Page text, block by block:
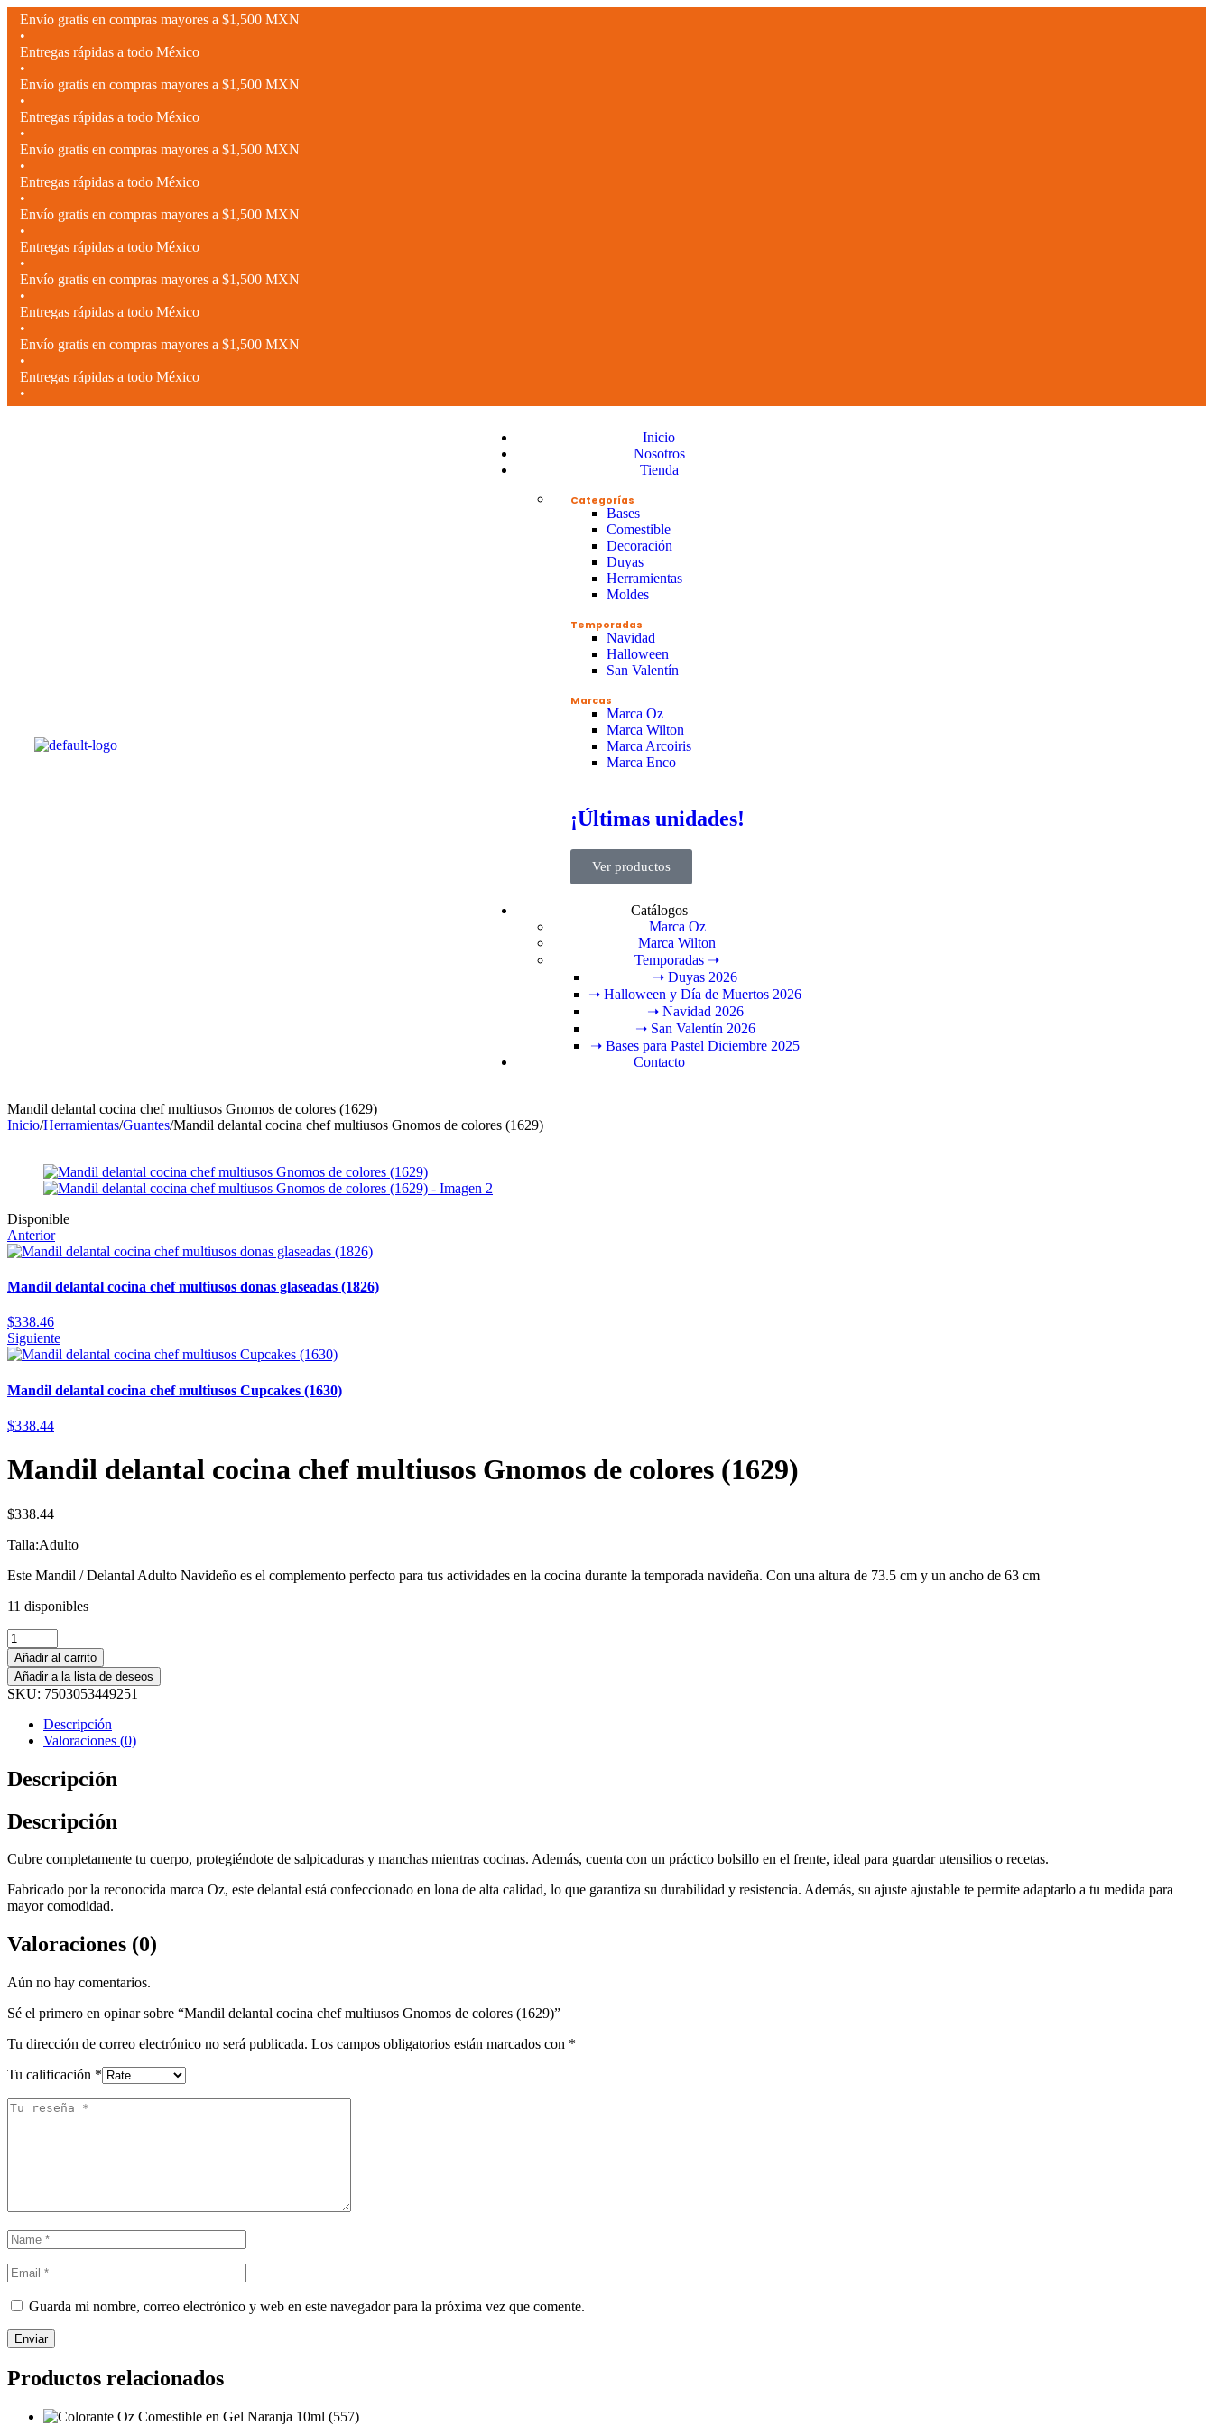
Envío gratis en compras mayores a $1,500 MXN
•
Entregas rápidas a todo México
•
Envío gratis en compras mayores a $1,500 MXN
•
Entregas rápidas a todo México
•
Envío gratis en compras mayores a $1,500 MXN
•
Entregas rápidas a todo México
•
Envío gratis en compras mayores a $1,500 MXN
•
Entregas rápidas a todo México
•
Envío gratis en compras mayores a $1,500 MXN
•
Entregas rápidas a todo México
•
Envío gratis en compras mayores a $1,500 MXN
•
Entregas rápidas a todo México
•
Inicio
Nosotros
Tienda
Categorías
Bases
Comestible
Decoración
Duyas
Herramientas
Moldes
Temporadas
Navidad
Halloween
San Valentín
Marcas
Marca Oz
Marca Wilton
Marca Arcoiris
Marca Enco
¡Últimas unidades!
Ver productos
Catálogos
Marca Oz
Marca Wilton
Temporadas ➝
➝ Duyas 2026
➝ Halloween y Día de Muertos 2026
➝ Navidad 2026
➝ San Valentín 2026
➝ Bases para Pastel Diciembre 2025
Contacto
Mandil delantal cocina chef multiusos Gnomos de colores (1629)
Inicio/Herramientas/Guantes/Mandil delantal cocina chef multiusos Gnomos de colores (1629)
Disponible
Anterior
Mandil delantal cocina chef multiusos donas glaseadas (1826)
$338.46
Siguiente
Mandil delantal cocina chef multiusos Cupcakes (1630)
$338.44
Mandil delantal cocina chef multiusos Gnomos de colores (1629)
$338.44
Talla:Adulto
Este Mandil / Delantal Adulto Navideño es el complemento perfecto para tus actividades en la cocina durante la temporada navideña. Con una altura de 73.5 cm y un ancho de 63 cm
11 disponibles
Añadir al carrito
Añadir a la lista de deseos
SKU: 7503053449251
Descripción
Valoraciones (0)
Descripción
Descripción
Cubre completamente tu cuerpo, protegiéndote de salpicaduras y manchas mientras cocinas. Además, cuenta con un práctico bolsillo en el frente, ideal para guardar utensilios o recetas.
Fabricado por la reconocida marca Oz, este delantal está confeccionado en lona de alta calidad, lo que garantiza su durabilidad y resistencia. Además, su ajuste ajustable te permite adaptarlo a tu medida para
mayor comodidad.
Valoraciones (0)
Aún no hay comentarios.
Sé el primero en opinar sobre “Mandil delantal cocina chef multiusos Gnomos de colores (1629)”
Tu dirección de correo electrónico no será publicada. Los campos obligatorios están marcados con *
Tu calificación *
Guarda mi nombre, correo electrónico y web en este navegador para la próxima vez que comente.
Enviar
Productos relacionados